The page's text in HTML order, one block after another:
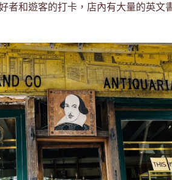
者和遊客的打卡，店內有大量的英文